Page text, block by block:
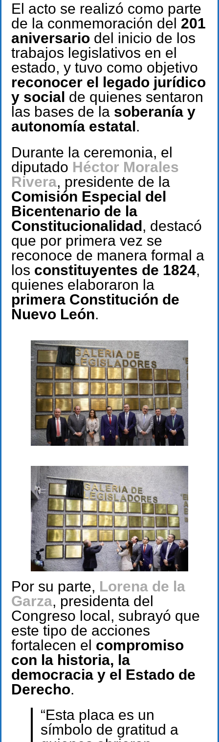
El acto se realizó como parte
de la conmemoración del 201
aniversario del inicio de los
trabajos legislativos en el
estado, y tuvo como objetivo
reconocer el legado jurídico
y social de quienes sentaron
las bases de la soberanía y
autonomía estatal .
Durante la ceremonia, el
diputado Héctor Morales
Rivera, presidente de la
Comisión Especial del
Bicentenario de la
Constitucionalidad, destacó
que por primera vez se
reconoce de manera formal a
los constituyentes de 1824,
quienes elaboraron la
primera Constitución de
Nuevo León.
Por su parte, Lorena de la
Garza, presidenta del
Congreso local, subrayó que
este tipo de acciones
fortalecen el compromiso
con la historia, la
democracia y el Estado de
Derecho.
“Esta placa es un
símbolo de gratitud a